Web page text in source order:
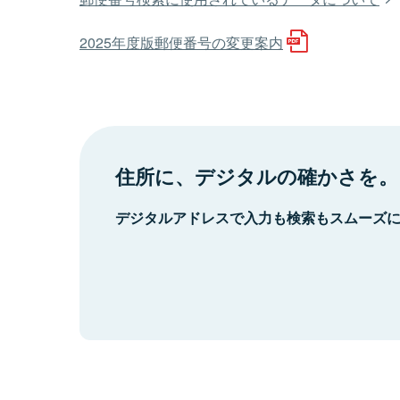
2025年度版郵便番号の変更案内
住所に、デジタルの確かさを。
デジタルアドレスで入力も検索もスムーズ